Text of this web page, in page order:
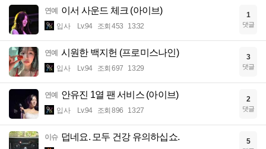
연예 이서 사운드 체크 (아이브)
입사 Lv.94 조회 453 13:32
1
댓글
연예 시원한 백지헌 (프로미스나인)
입사 Lv.94 조회 697 13:29
3
댓글
연예 안유진 1열 팬 서비스 (아이브)
입사 Lv.94 조회 896 13:27
2
댓글
이슈 덥네요. 모두 건강 유의하십쇼. 5